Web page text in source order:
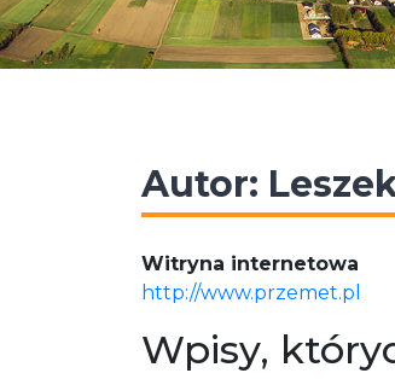
Autor:
Witryna internetowa
http://www.przemet.pl
Wpisy,